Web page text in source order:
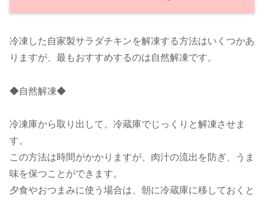
冷凍した自家製サラダチキンを解凍する方法はいくつかあ
りますが、最もおすすめするのは自然解凍です。
◆自然解凍◆
冷凍庫から取り出して、冷蔵庫でじっくりと解凍させま
す。
この方法は時間がかかりますが、肉汁の流出を防ぎ、うま
味を保つことができます。
夕食やおつまみに使う場合は、朝に冷蔵庫に移しておくと